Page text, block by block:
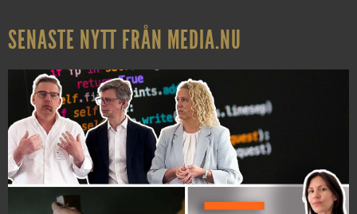
SENASTE NYTT FRÅN MEDIA.NU